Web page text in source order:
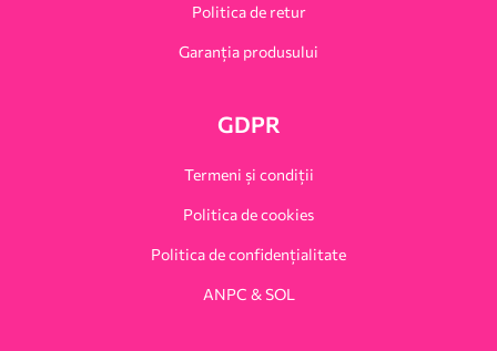
Politica de retur
Garanția produsului
GDPR
Termeni și condiții
Politica de cookies
Politica de confidențialitate
ANPC & SOL